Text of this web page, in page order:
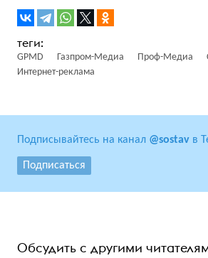
GPMD Газпром-Медиа Проф-Медиа
Интернет-реклама
Подписывайтесь на канал @sostav в
Подписаться
Обсудить с другими